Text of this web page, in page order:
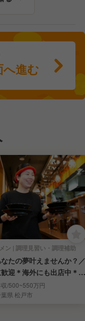
へ進む
ン | 調理見習い・調理補助
たの夢叶えませんか？／
迎＊海外にも出店中＊年
万狙えます
/500~550万円
県 松戸市